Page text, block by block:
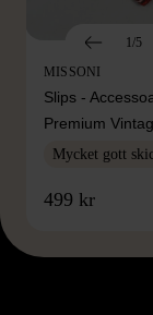
1/5
MISSONI
Slips -
Premium
Mycket gott
499 kr